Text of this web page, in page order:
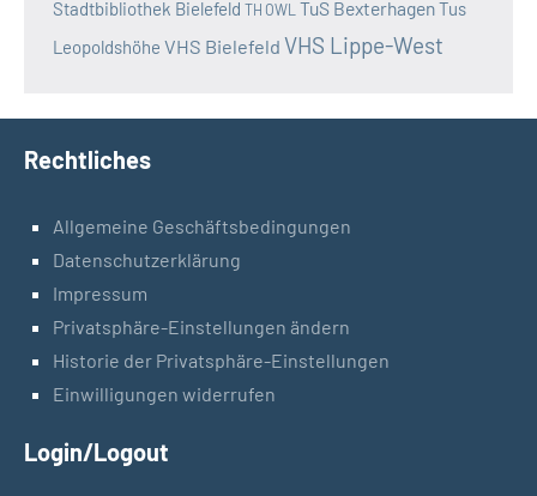
Stadtbibliothek Bielefeld TH OWL TuS BexterhagenTus
Leopoldshöhe VHS Bielefeld VHS Lippe-West
Rechtliches
Allgemeine Geschäftsbedingungen
Datenschutzerklärung
Impressum
Privatsphäre-Einstellungen ändern
Historie der Privatsphäre-Einstellungen
Einwilligungen widerrufen
Login/Logout